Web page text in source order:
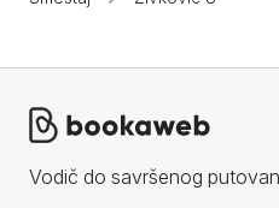
Vodič do savršenog